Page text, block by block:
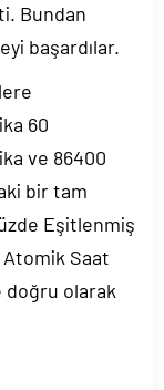
Bundan
başardılar.
60
ve 86400
bir tam
Eşitlenmiş
Atomik Saat
doğru olarak